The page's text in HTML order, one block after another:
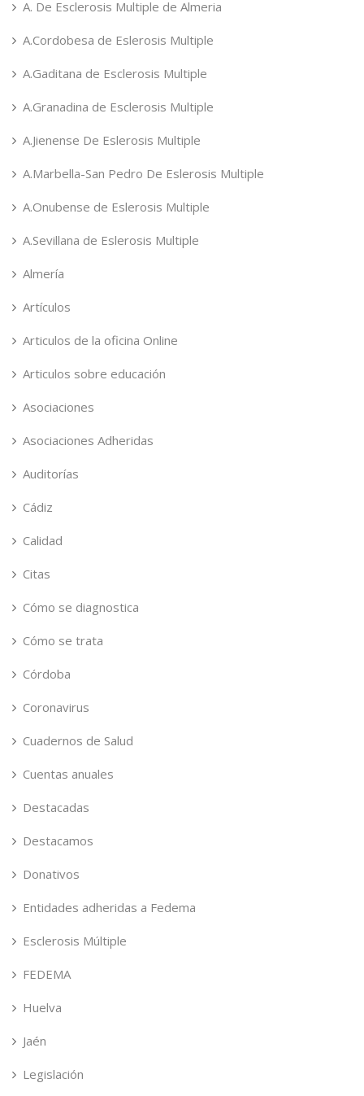
A. De Esclerosis Multiple de Almeria
A.Cordobesa de Eslerosis Multiple
A.Gaditana de Esclerosis Multiple
A.Granadina de Esclerosis Multiple
A.Jienense De Eslerosis Multiple
A.Marbella-San Pedro De Eslerosis Multiple
A.Onubense de Eslerosis Multiple
A.Sevillana de Eslerosis Multiple
Almería
Artículos
Articulos de la oficina Online
Articulos sobre educación
Asociaciones
Asociaciones Adheridas
Auditorías
Cádiz
Calidad
Citas
Cómo se diagnostica
Cómo se trata
Córdoba
Coronavirus
Cuadernos de Salud
Cuentas anuales
Destacadas
Destacamos
Donativos
Entidades adheridas a Fedema
Esclerosis Múltiple
FEDEMA
Huelva
Jaén
Legislación